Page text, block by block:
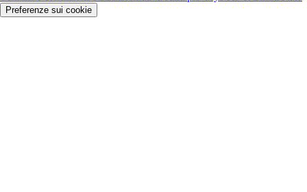
Preferenze sui cookie